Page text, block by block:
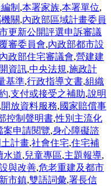
制 ,本署家族,本署單位,
關,內政部區域計畫委員
更新公開評選申訴審議
審委員會,內政部都市設
內政部住宅審議會,營建建
資訊,中央法規,施政計
基準,行政指導文書,組織
,支付或接受之補助,說明
,開放資料服務,國家賠償事
控制聲明書,性別主流化
案申請閱覽,身心障礙諮
土計畫,社會住宅,住宅補
水道,兒童專區,主題報導,
與改善,危老重建及都市
市鎮,雙語詞彙,署長信